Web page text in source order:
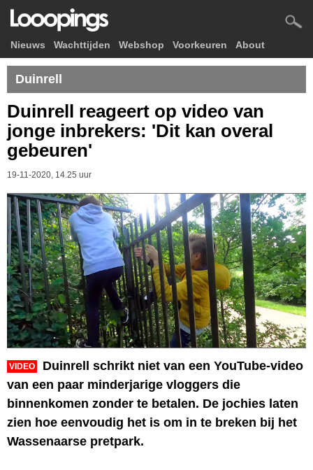
Nieuws Wachttijden Webshop Voorkeuren About
Duinrell
Duinrell reageert op video van
jonge inbrekers: 'Dit kan overal
gebeuren'
19-11-2020, 14.25 uur
VIDEO
Duinrell schrikt niet van een YouTube-video
van een paar minderjarige vloggers die
binnenkomen zonder te betalen. De jochies laten
zien hoe eenvoudig het is om in te breken bij het
Wassenaarse pretpark.